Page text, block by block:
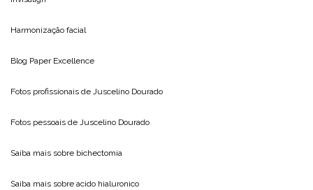
Harmonização facial
Blog Paper Excellence
Fotos profissionais de Juscelino Dourado
Fotos pessoais de Juscelino Dourado
Saiba mais sobre bichectomia
Saiba mais sobre acido hialuronico